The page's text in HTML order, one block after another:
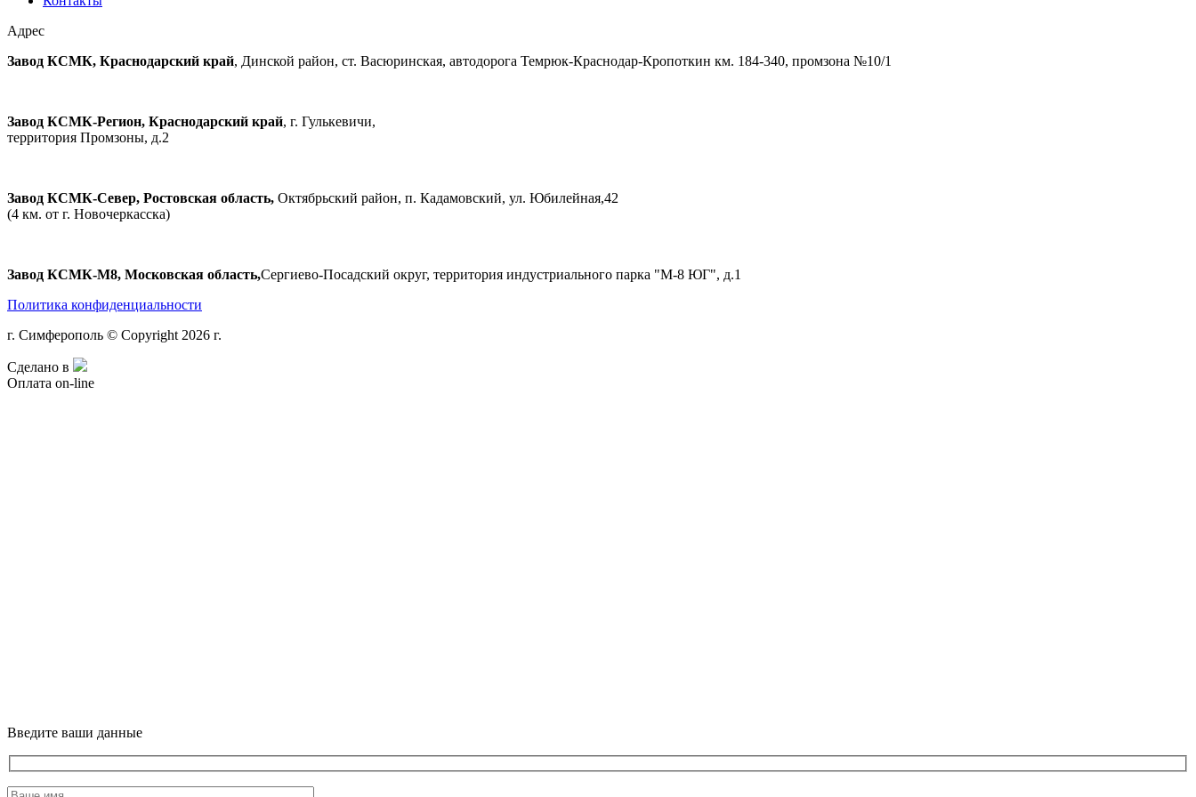
Адрес
Завод КСМК, Краснодарский край, Динской район, ст. Васюринская, автодорога Темрюк-Краснодар-Кропоткин км. 184-340, промзона №10/1
Завод КСМК-Регион, Краснодарский край, г. Гулькевичи,
территория Промзоны, д.2
Завод КСМК-Север, Ростовская область, Октябрьский район, п. Кадамовский, ул. Юбилейная,42
(4 км. от г. Новочеркасска)
Завод КСМК-М8, Московская область,Сергиево-Посадский округ, территория индустриального парка "М-8 ЮГ", д.1
Политика конфиденциальности
г. Симферополь © Copyright 2026 г.
Сделано в
Оплата on-line
Введите ваши данные